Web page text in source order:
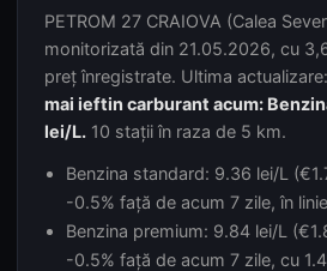
PETROM 27 CRAIOVA (Calea
monitorizată din 21.05.2026, cu
preț înregistrate. Ultima
mai ieftin carburant acum:
lei/L. 10 stații în raza de 5 km.
Benzina standard: 9.36 lei/L
-0.5% față de acum 7 zile, în
Benzina premium: 9.84 lei/L
-0.5% față de acum 7 zile, cu